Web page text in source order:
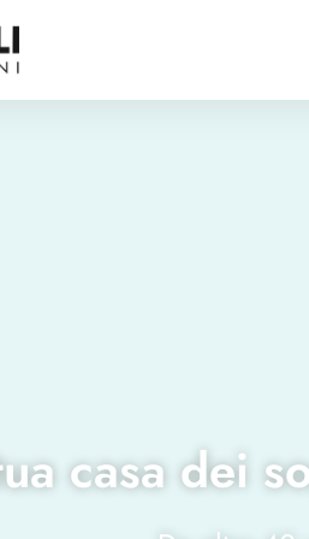
casa dei